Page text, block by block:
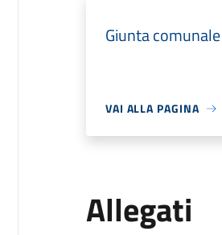
Giunta comunale
VAI ALLA PAGINA
Allegati